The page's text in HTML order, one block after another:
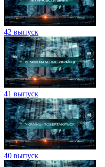
42 выпуск
41 выпуск
40 выпуск